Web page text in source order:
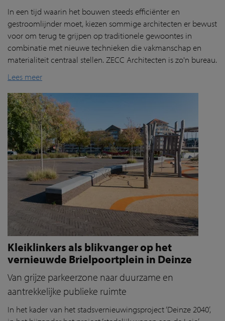
In een tijd waarin het bouwen steeds efficiënter en
gestroomlijnder moet, kiezen sommige architecten er bewust
voor om terug te grijpen op traditionele gewoontes in
combinatie met nieuwe technieken die vakmanschap en
materialiteit centraal stellen. ZECC Architecten is zo'n bureau.
Lees meer
Kleiklinkers als blikvanger op het
vernieuwde Brielpoortplein in Deinze
Van grijze parkeerzone naar duurzame en
aantrekkelijke publieke ruimte
In het kader van het stadsvernieuwingsproject ‘Deinze 2040’,